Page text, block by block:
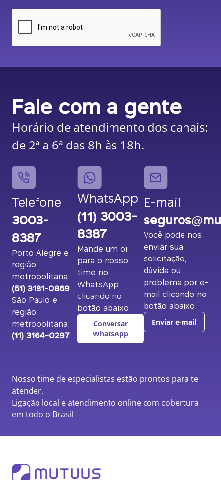
Fale com a gente
Horário de atendimento dos canais:
de 2ª a 6ª das 8h às 18h.
Telefone
3003-
8387
Porto Alegre e
região
metropolitana:
(51) 3181-0869
São Paulo e
região
metropolitana:
(11) 3164-0297
WhatsApp
(11) 3003-
8387
Mande um oi
para o nosso
time no
WhatsApp
clicando no
botão abaixo.
Conversar
WhatsApp
E-mail
Você pode nos
enviar sua
solicitação,
dúvida ou
problema por e-
mail clicando no
botão abaixo.
Enviar e-mail
Nosso time de especialistas estão prontos para te
atender.
Ligação local e atendimento online com cobertura
em todo o Brasil.